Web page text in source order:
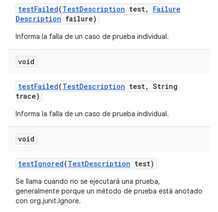
testFailed(TestDescription test,
Failure
Description failure)
Informa la falla de un caso de prueba individual.
void
testFailed(TestDescription test, String
trace)
Informa la falla de un caso de prueba individual.
void
testIgnored(TestDescription test)
Se llama cuando no se ejecutará una prueba,
generalmente porque un método de prueba está anotado
con org.junit.Ignore.